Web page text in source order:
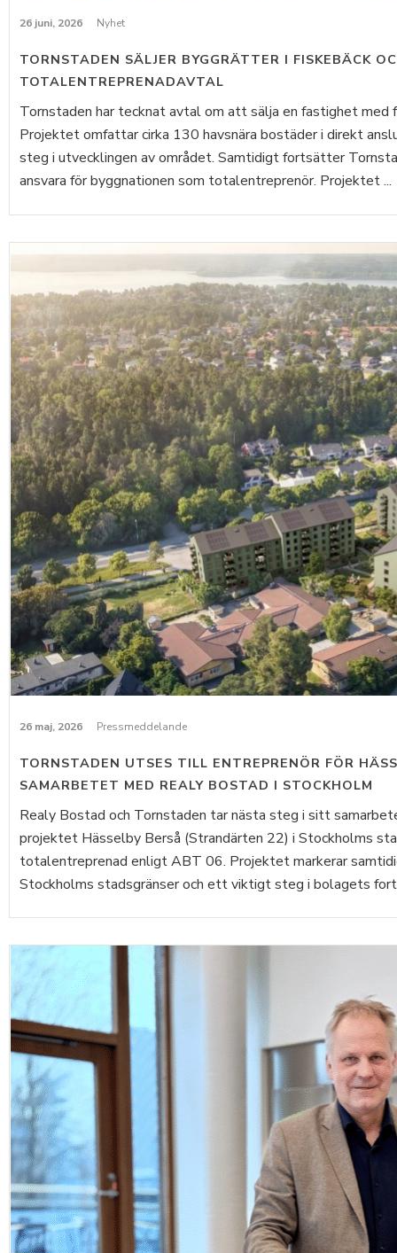
26 juni, 2026 Nyhet
TORNSTADEN SÄLJER BYGGRÄTTER I FISKEBÄCK
TOTALENTREPRENADAVTAL
Tornstaden har tecknat avtal om att sälja en fastighet med
Projektet omfattar cirka 130 havsnära bostäder i direkt
steg i utvecklingen av området. Samtidigt fortsätter
ansvara för byggnationen som totalentreprenör. Projektet ...
26 maj, 2026 Pressmeddelande
TORNSTADEN UTSES TILL ENTREPRENÖR FÖR
SAMARBETET MED REALY BOSTAD I STOCKHOLM
Realy Bostad och Tornstaden tar nästa steg i sitt
projektet Hässelby Berså (Strandärten 22) i Stockholms
totalentreprenad enligt ABT 06. Projektet markerar
Stockholms stadsgränser och ett viktigt steg i bolagets